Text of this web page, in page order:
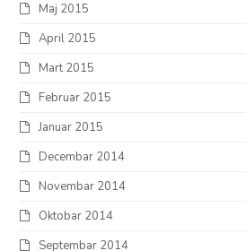
Maj 2015
April 2015
Mart 2015
Februar 2015
Januar 2015
Decembar 2014
Novembar 2014
Oktobar 2014
Septembar 2014